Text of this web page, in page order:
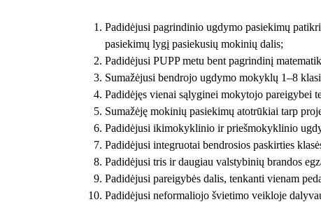
Padidėjusi pagrindinio ugdymo pasiekimų
pasiekimų lygį pasiekusių mokinių dalis;
Padidėjusi PUPP metu bent pagrindinį
Sumažėjusi bendrojo ugdymo mokyklų 1–8
Padidėjęs vienai sąlyginei mokytojo pareigybei
Sumažėję mokinių pasiekimų atotrūkiai tarp
Padidėjusi ikimokyklinio ir priešmokyklinio
Padidėjusi integruotai bendrosios paskirties
Padidėjusi tris ir daugiau valstybinių brandos
Padidėjusi pareigybės dalis, tenkanti vienam
Padidėjusi neformaliojo švietimo veikloje